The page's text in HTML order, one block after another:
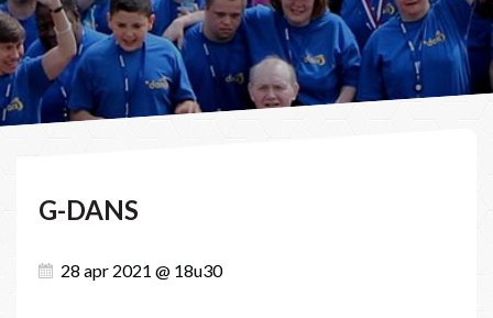
G-DANS
28 apr 2021 @ 18u30